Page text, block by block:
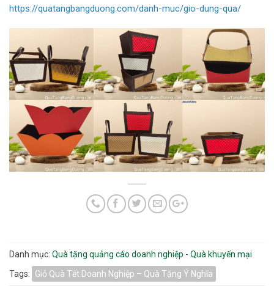
https://quatangbangduong.com/danh-muc/gio-dung-qua/
Danh mục: Quà tặng quảng cáo doanh nghiệp - Quà khuyến mại
Tags:
Giỏ Quà Tết Doanh Nghiệp – Quà Tặng Ý Nghĩa